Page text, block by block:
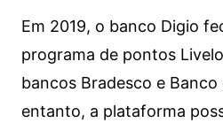
Em 2019, o banco Digio
programa de pontos
bancos Bradesco e Banco
entanto, a plataforma